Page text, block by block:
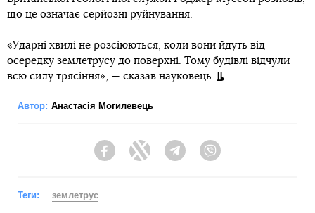
що це означає серйозні руйнування.
«Ударні хвилі не розсіюються, коли вони йдуть від
осередку землетрусу до поверхні. Тому будівлі відчули
всю силу трясіння», — сказав науковець.
Автор: Анастасія Могилевець
FacebookTwitter Telegram
Теги: землетрус